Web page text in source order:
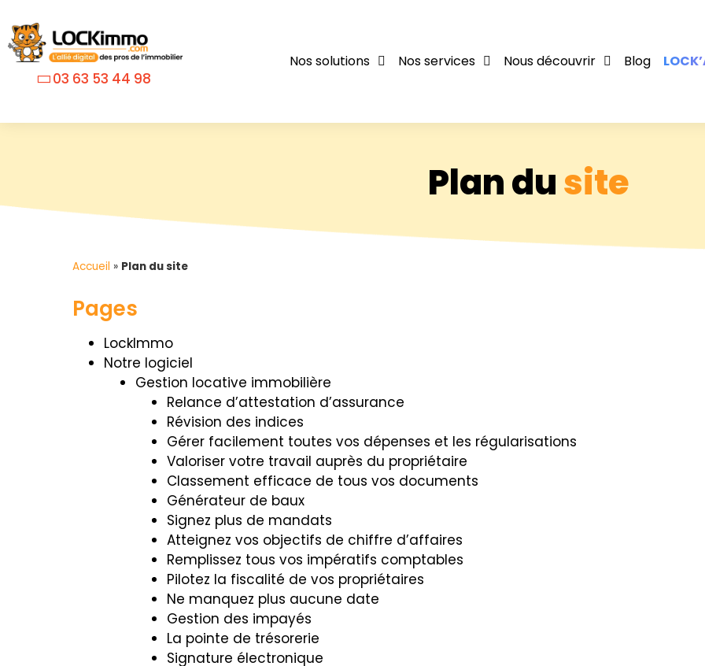
03 63 53 44 98
Nos solutions Nos services Nous découvrir Blog
Plan dusite
Accueil » Plan du site
Pages
LockImmo
Notre logiciel
Gestion locative immobilière
Relance d’attestation d’assurance
Révision des indices
Gérer facilement toutes vos dépenses et les régularisations
Valoriser votre travail auprès du propriétaire
Classement efficace de tous vos documents
Générateur de baux
Signez plus de mandats
Atteignez vos objectifs de chiffre d’affaires
Remplissez tous vos impératifs comptables
Pilotez la fiscalité de vos propriétaires
Ne manquez plus aucune date
Gestion des impayés
La pointe de trésorerie
Signature électronique